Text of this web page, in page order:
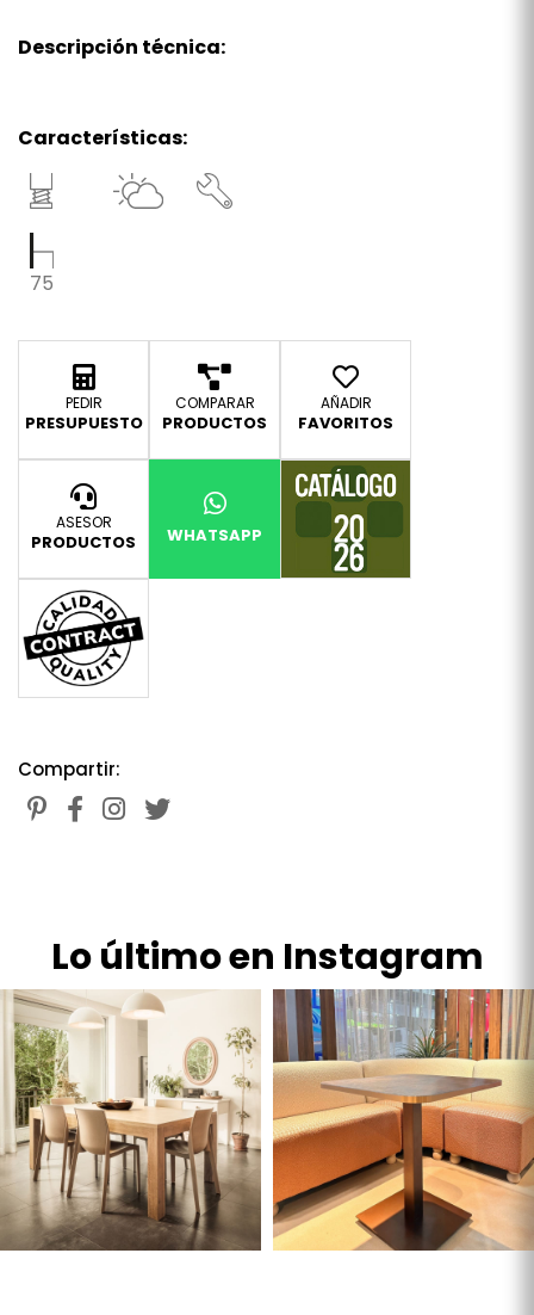
Descripción técnica:
Características:
75
PEDIR
PRESUPUESTO
COMPARAR
PRODUCTOS
AÑADIR
FAVORITOS
ASESOR
PRODUCTOS WHATSAPP
Compartir:
Lo último en Instagram